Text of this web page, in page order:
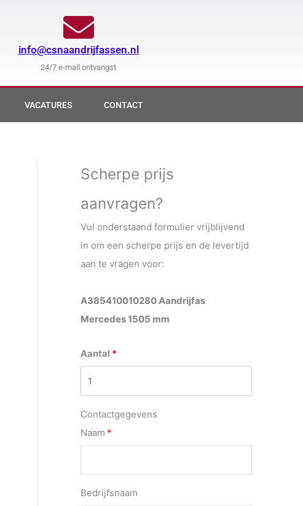
info@csnaandrijfassen.nl
24/7 e-mail ontvangst
VACATURES CONTACT
Scherpe prijs
aanvragen?
Vul onderstaand formulier vrijblijvend
in om een scherpe prijs en de levertijd
aan te vragen voor:
A385410010280 Aandrijfas
Mercedes 1505 mm
Aantal
Contactgegevens
Naam
Bedrijfsnaam